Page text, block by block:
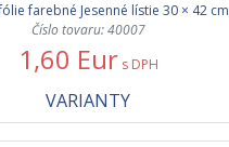
farebné Jesenné lístie 30 × 42 cm
Číslo tovaru: 40007
1,60 Eur s DPH
VARIANTY